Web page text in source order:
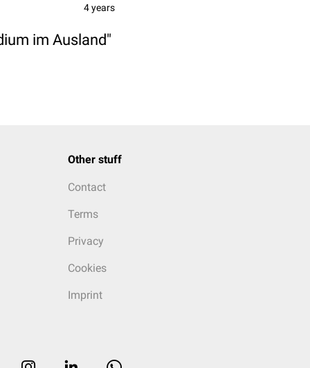
4 years
im Ausland"
Other stuff
Contact
Terms
Privacy
Cookies
Imprint